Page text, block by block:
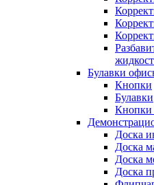
Булавки
Кнопки
Булавки
Кнопки
Доска
Доска
Доска
Доска